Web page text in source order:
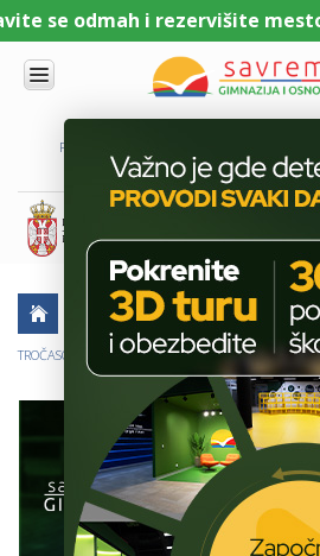
odmah i rezervišite mesto uz
PORTAL ZA UČENIKE
NAMA
KOMBINOVANI
PROGRAM
NACIONALNI
PROGRAM
PROGRAM
SAVREMENO
OBRAZOVANJE
VESTI
ERASMUS+
OSNOVNA
AKTUELNO ŠKOLSKE PRIČE
TROČASOVNA ISTORIJSKA ŠETNJA KROZ MUZEJ POD